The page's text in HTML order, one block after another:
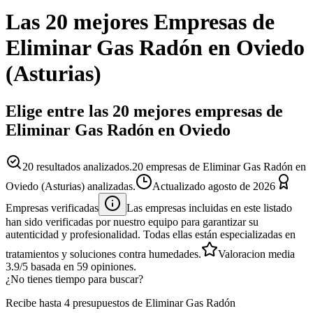
Las 20 mejores Empresas de
Eliminar Gas Radón en Oviedo
(Asturias)
Elige entre las 20 mejores empresas de
Eliminar Gas Radón en Oviedo
20 resultados analizados.20 empresas de Eliminar Gas Radón en
Oviedo (Asturias) analizadas.
Actualizado agosto de 2026
Empresas verificadas
Las empresas incluidas en este listado
han sido verificadas por nuestro equipo para garantizar su
autenticidad y profesionalidad. Todas ellas están especializadas en
tratamientos y soluciones contra humedades.
Valoracion media
3.9/5 basada en 59 opiniones.
¿No tienes tiempo para buscar?
Recibe hasta 4 presupuestos de Eliminar Gas Radón